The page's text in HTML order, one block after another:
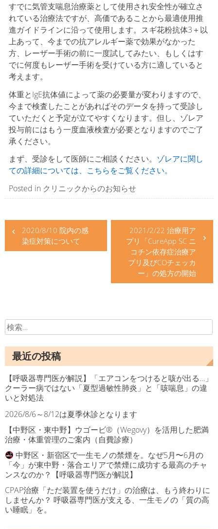
すでに気管支喘息治療薬として使用され安全性が確立さ
れている治療法ですが、高価であることから最適使用推
進ガイドラインに沿って使用します。スギ花粉抗体3＋以
上あって、今までの抗アレルギー薬で効果がなかった
方、レーザー手術の前に一度試してみたい、もしくはす
でに何度もレーザー手術を受けている方に適していると
考えます。
体重とIgE抗体値によって薬の必要量が変わりますので、
今まで検査したことがあればそのデータを持って受診し
ていただくと予定が立てやすくなります。但し、ゾレア
投与前にはもう一度血液検査が必要となりますのでご了
承ください。
まず、受診をして医師にご相談ください。 ゾレアに関し
ての詳細については、こちらをご覧ください。
Posted in クリニックからのお知らせ
投
稿
ナ
シ
ン
2020/8/10 院内の感
染症対策について
2021/2/22 治療用ア
プリ「CureApp SC ニ
コチン依存症治療ア
プリ及びCOチェッカ
ー」の処方の開始
検
索:
最近の投稿
【呼吸器専門医が解説】「エアコンをつけると咳が出る…」
クーラー病ではない「夏型過敏性肺炎」と「咳喘息」の違
いと対処法
2026/8/6～8/12は夏季休診となります
【中野区・東中野】ウゴービ®（Wegovy）を活用した肥満
治療・体重管理のご案内（自費診療）
中野区・新宿区で一生モノの禁煙を。なぜ5月〜6月の
「今」が東中野・落合エリアで禁煙に成功する最高のチャ
ンスなのか？【呼吸器専門医が解説】
CPAP治療「ただ装置を使うだけ」の治療は、もう終わりに
しませんか？ 呼吸器専門医が支える、一生モノの「質の高
い睡眠」を。